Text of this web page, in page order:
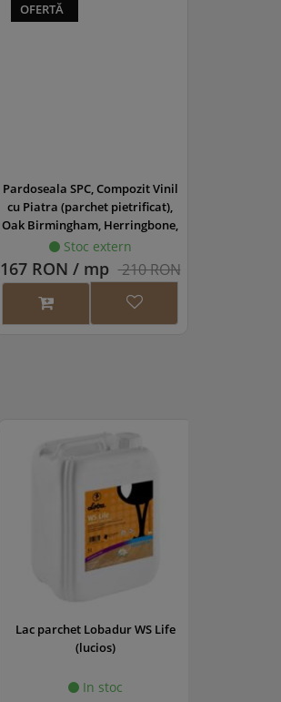
OFERTĂ
Pardoseala SPC, Compozit Vinil
cu Piatra (parchet pietrificat),
Oak Birmingham, Herringbone,
625x125x5.5/0.5mm, WINHER-
1166/0
Stoc extern
167 RON / mp 210 RON
Lac parchet Lobadur WS Life
(lucios)
In stoc